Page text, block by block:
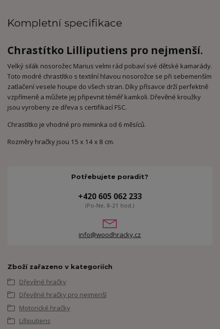
Kompletní specifikace
Chrastítko Lilliputiens pro nejmenší.
Velký silák nosorožec Marius velmi rád pobaví své dětské kamarády.
Toto modré chrastítko s textilní hlavou nosorožce se při sebemenším
zatlačení vesele houpe do všech stran. Díky přísavce drží perfektně
vzpřímeně a můžete jej připevnit téměř kamkoli. Dřevěné kroužky
jsou vyrobeny ze dřeva s certifikací FSC.
Chrastítko je vhodné pro miminka od 6 měsíců.
Rozměry hračky jsou 15 x 14 x 8 cm.
Potřebujete poradit?
+420 605 062 233
(Po-Ne, 8-21 hod.)
info@woodhracky.cz
Zboží zařazeno v kategoriích
Dřevěné hračky
Dřevěné hračky pro nejmenší
Motorické hračky
Lilliputiens